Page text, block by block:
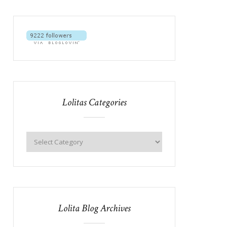
Lolitas Categories
Lolita Blog Archives